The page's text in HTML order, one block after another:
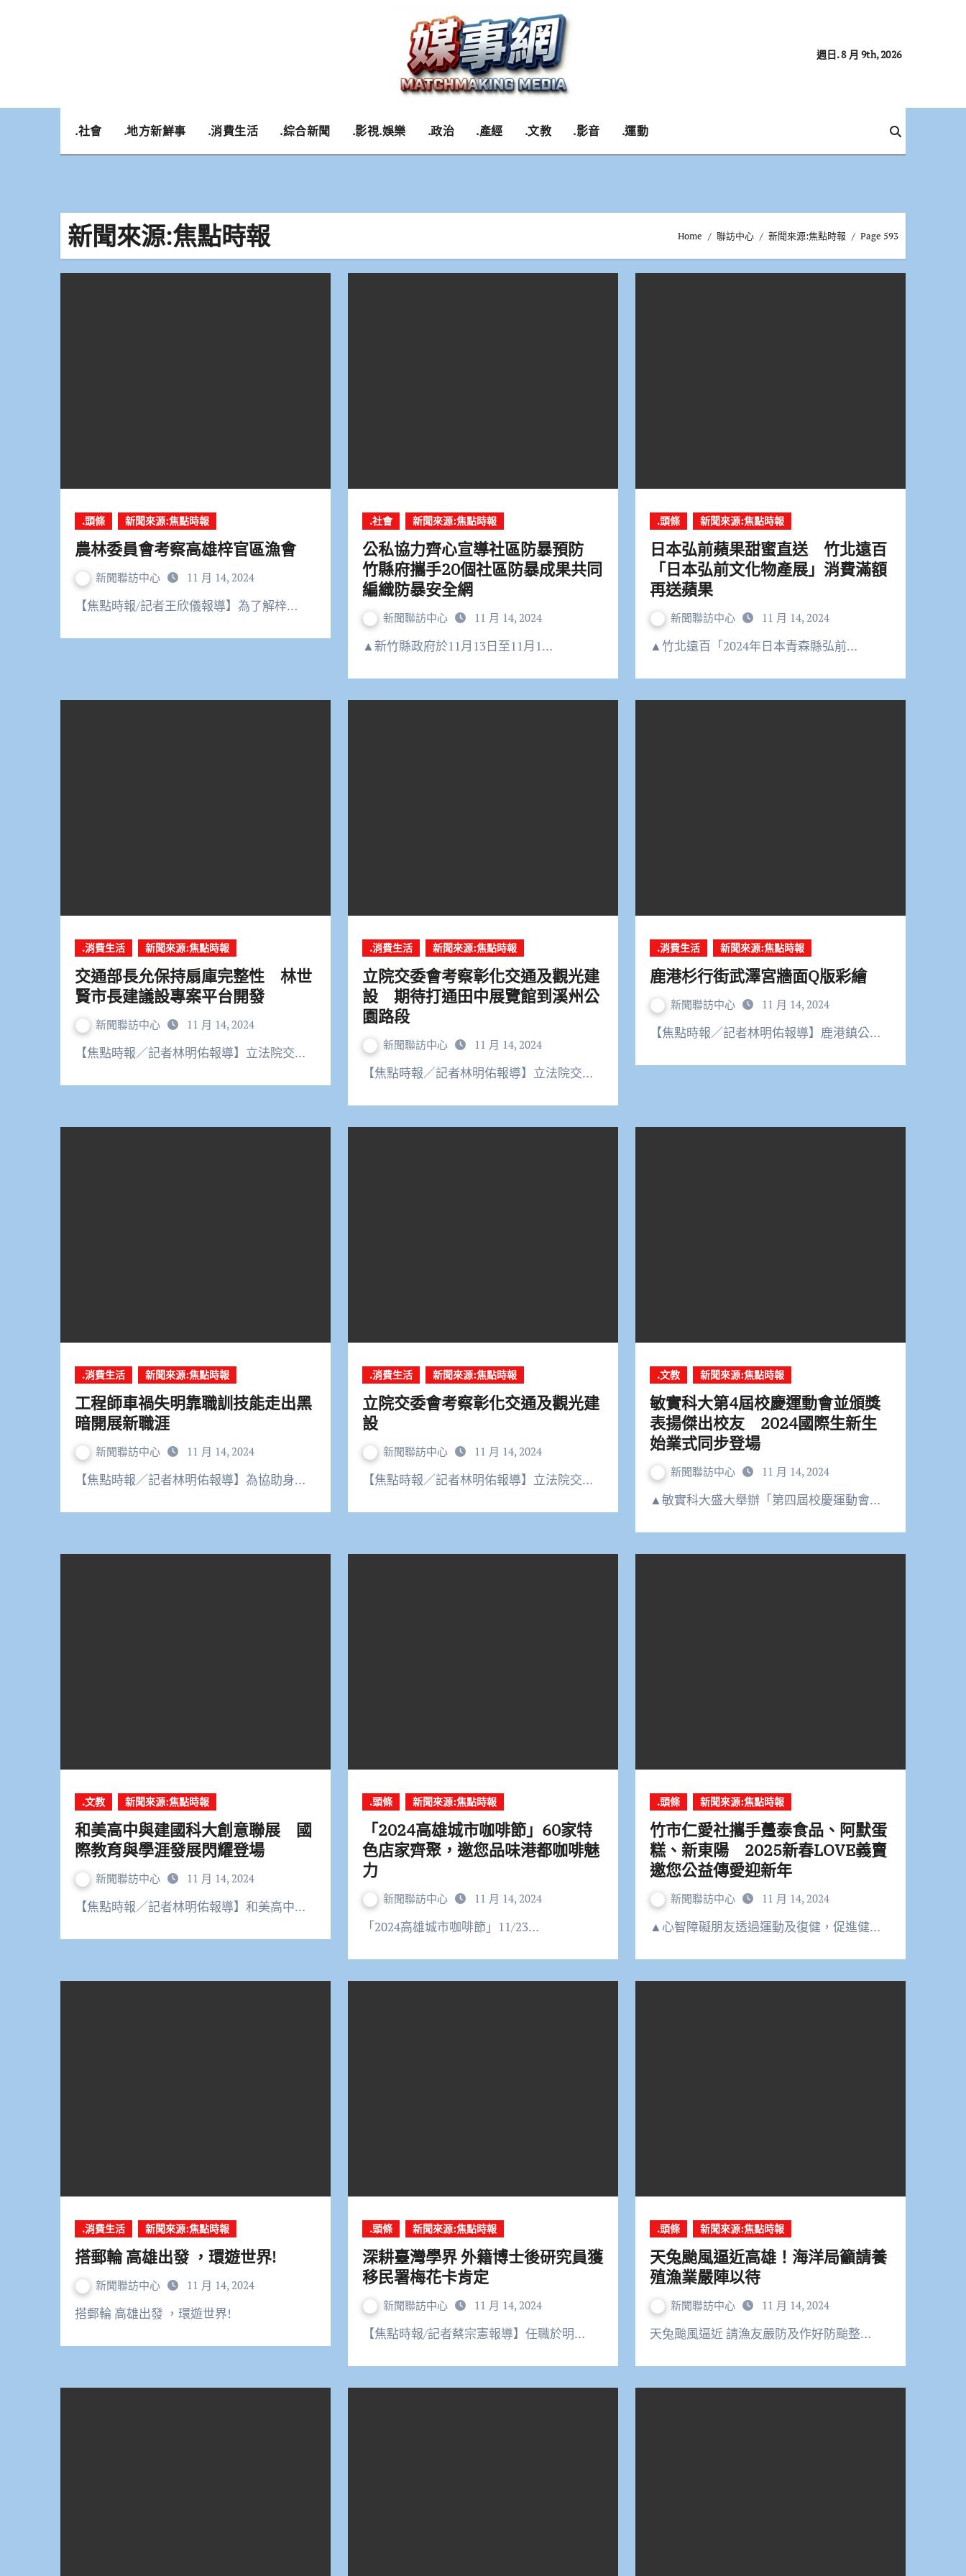
週日. 8 月 9th, 2026
.社會 .地方新鮮事 .消費生活 .綜合新聞 .影視.娛樂 .政治 .產經 .文教 .影音 .運動
新聞來源:焦點時報 Home 聯訪中心 新聞來源:焦點時報 Page 593
.頭條 新聞來源:焦點時報
農林委員會考察高雄梓官區漁會
新聞聯訪中心 11 月 14, 2024
【焦點時報/記者王欣儀報導】為了解梓…
.社會 新聞來源:焦點時報
公私協力齊心宣導社區防暴預防
竹縣府攜手20個社區防暴成果共同
編織防暴安全網
新聞聯訪中心 11 月 14, 2024
▲新竹縣政府於11月13日至11月1…
.頭條 新聞來源:焦點時報
日本弘前蘋果甜蜜直送 竹北遠百
「日本弘前文化物產展」消費滿額
再送蘋果
新聞聯訪中心 11 月 14, 2024
▲竹北遠百「2024年日本青森縣弘前…
.消費生活 新聞來源:焦點時報
交通部長允保持扇庫完整性 林世
賢市長建議設專案平台開發
新聞聯訪中心 11 月 14, 2024
【焦點時報／記者林明佑報導】立法院交…
.消費生活 新聞來源:焦點時報
立院交委會考察彰化交通及觀光建
設 期待打通田中展覽館到溪州公
園路段
新聞聯訪中心 11 月 14, 2024
【焦點時報／記者林明佑報導】立法院交…
.消費生活 新聞來源:焦點時報
鹿港杉行街武澤宮牆面Q版彩繪
新聞聯訪中心 11 月 14, 2024
【焦點時報／記者林明佑報導】鹿港鎮公…
.消費生活 新聞來源:焦點時報
工程師車禍失明靠職訓技能走出黑
暗開展新職涯
新聞聯訪中心 11 月 14, 2024
【焦點時報／記者林明佑報導】為協助身…
.消費生活 新聞來源:焦點時報
立院交委會考察彰化交通及觀光建
設
新聞聯訪中心 11 月 14, 2024
【焦點時報／記者林明佑報導】立法院交…
.文教 新聞來源:焦點時報
敏實科大第4屆校慶運動會並頒獎
表揚傑出校友 2024國際生新生
始業式同步登場
新聞聯訪中心 11 月 14, 2024
▲敏實科大盛大舉辦「第四屆校慶運動會…
.文教 新聞來源:焦點時報
和美高中與建國科大創意聯展 國
際教育與學涯發展閃耀登場
新聞聯訪中心 11 月 14, 2024
【焦點時報／記者林明佑報導】和美高中…
.頭條 新聞來源:焦點時報
「2024高雄城市咖啡節」60家特
色店家齊聚，邀您品味港都咖啡魅
力
新聞聯訪中心 11 月 14, 2024
「2024高雄城市咖啡節」11/23…
.頭條 新聞來源:焦點時報
竹市仁愛社攜手躉泰食品、阿默蛋
糕、新東陽 2025新春LOVE義賣
邀您公益傳愛迎新年
新聞聯訪中心 11 月 14, 2024
▲心智障礙朋友透過運動及復健，促進健…
.消費生活 新聞來源:焦點時報
搭郵輪 高雄出發 ，環遊世界!
新聞聯訪中心 11 月 14, 2024
搭郵輪 高雄出發 ，環遊世界!
.頭條 新聞來源:焦點時報
深耕臺灣學界 外籍博士後研究員獲
移民署梅花卡肯定
新聞聯訪中心 11 月 14, 2024
【焦點時報/記者蔡宗憲報導】任職於明…
.頭條 新聞來源:焦點時報
天兔颱風逼近高雄！海洋局籲請養
殖漁業嚴陣以待
新聞聯訪中心 11 月 14, 2024
天兔颱風逼近 請漁友嚴防及作好防颱整…